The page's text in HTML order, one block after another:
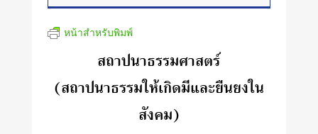
หน้าสำหรับพิมพ์
สถาปนาธรรมศาสตร์
(สถาปนาธรรมให้เกิดมีและยืนยงใน
สังคม)